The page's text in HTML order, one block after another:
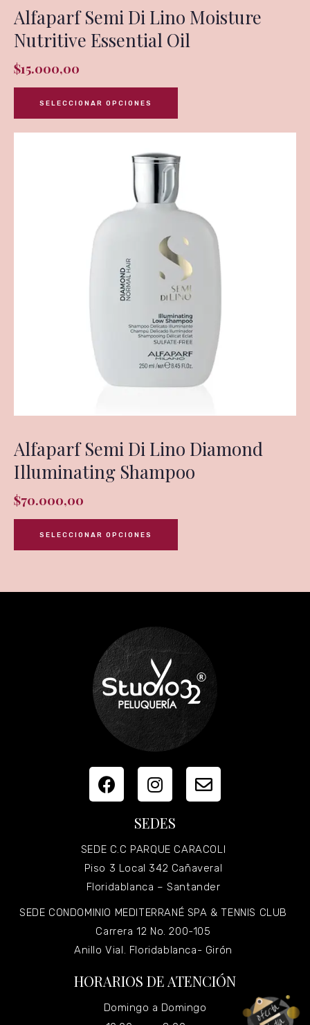
Alfaparf Semi Di Lino Moisture
Nutritive Essential Oil
$15.000,00
SELECCIONAR OPCIONES
Alfaparf Semi Di Lino Diamond
Illuminating Shampoo
$70.000,00
SELECCIONAR OPCIONES
SEDES
SEDE C.C PARQUE CARACOLI
Piso 3 Local 342 Cañaveral
Floridablanca – Santander
SEDE CONDOMINIO MEDITERRANÉ SPA & TENNIS CLUB
Carrera 12 No. 200-105
Anillo Vial. Floridablanca- Girón
HORARIOS DE ATENCIÓN
Domingo a Domingo